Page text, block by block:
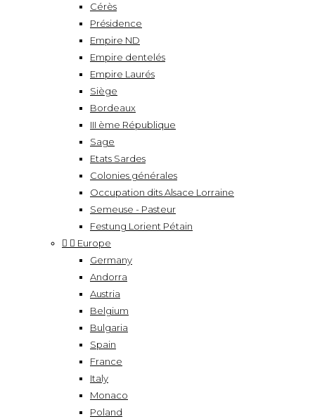
Cérès
Présidence
Empire ND
Empire dentelés
Empire Laurés
Siège
Bordeaux
III ème République
Sage
Etats Sardes
Colonies générales
Occupation dits Alsace Lorraine
Semeuse - Pasteur
Festung Lorient Pétain
  Europe
Germany
Andorra
Austria
Belgium
Bulgaria
Spain
France
Italy
Monaco
Poland